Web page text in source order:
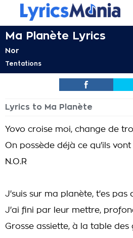
Ma Planète Lyrics
Nor
Tentations
Lyrics to Ma Planète
Yovo croise moi, change de
On possède déjà ce qu'ils
N.O.R
J'suis sur ma planète, t'es pas
J'ai fini par leur mettre,
Grosse assiette, à la table des